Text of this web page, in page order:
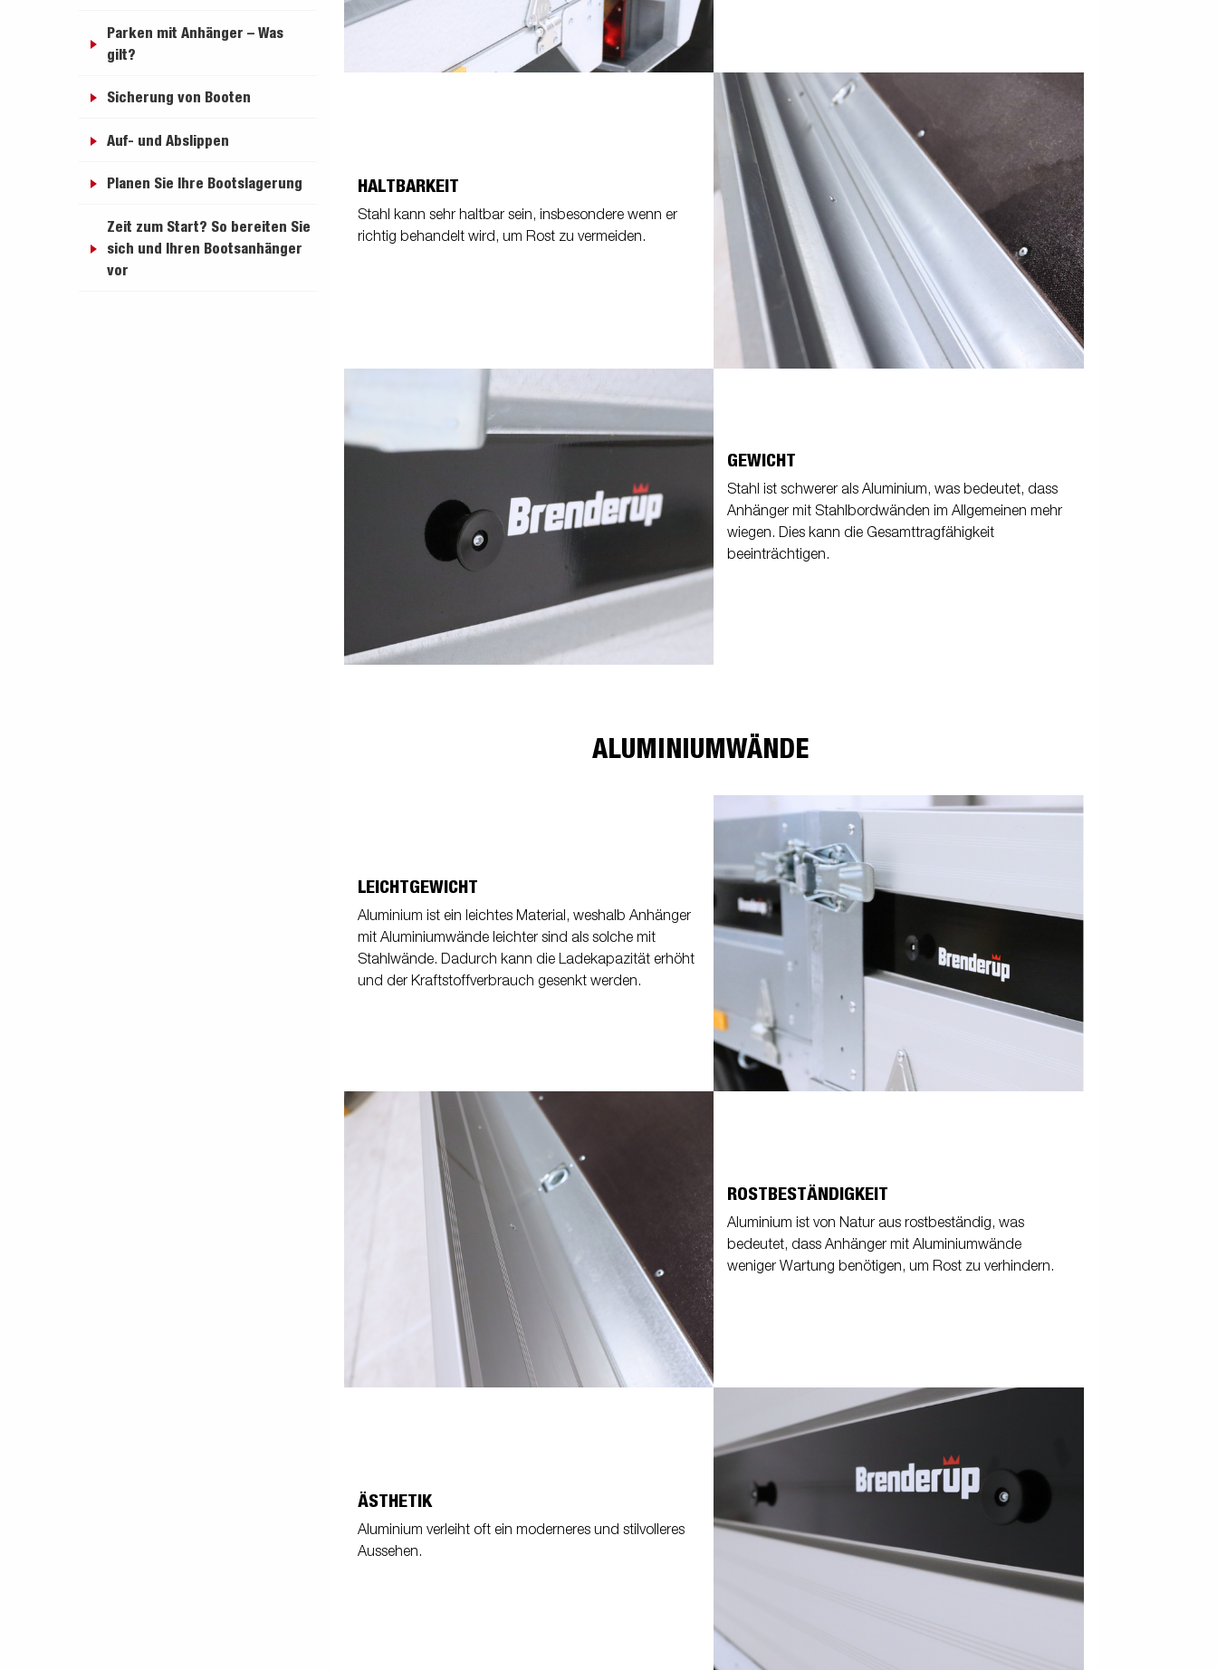
Parken mit Anhänger – Was
gilt?
Sicherung von Booten
Auf- und Abslippen
Planen Sie Ihre Bootslagerung
Zeit zum Start? So bereiten Sie
sich und Ihren Bootsanhänger
vor
HALTBARKEIT
Stahl kann sehr haltbar sein, insbesondere wenn er
richtig behandelt wird, um Rost zu vermeiden.
GEWICHT
Stahl ist schwerer als Aluminium, was bedeutet, dass
Anhänger mit Stahlbordwänden im Allgemeinen mehr
wiegen. Dies kann die Gesamttragfähigkeit
beeinträchtigen.
ALUMINIUMWÄNDE
LEICHTGEWICHT
Aluminium ist ein leichtes Material, weshalb Anhänger
mit Aluminiumwände leichter sind als solche mit
Stahlwände. Dadurch kann die Ladekapazität erhöht
und der Kraftstoffverbrauch gesenkt werden.
ROSTBESTÄNDIGKEIT
Aluminium ist von Natur aus rostbeständig, was
bedeutet, dass Anhänger mit Aluminiumwände
weniger Wartung benötigen, um Rost zu verhindern.
ÄSTHETIK
Aluminium verleiht oft ein moderneres und stilvolleres
Aussehen.